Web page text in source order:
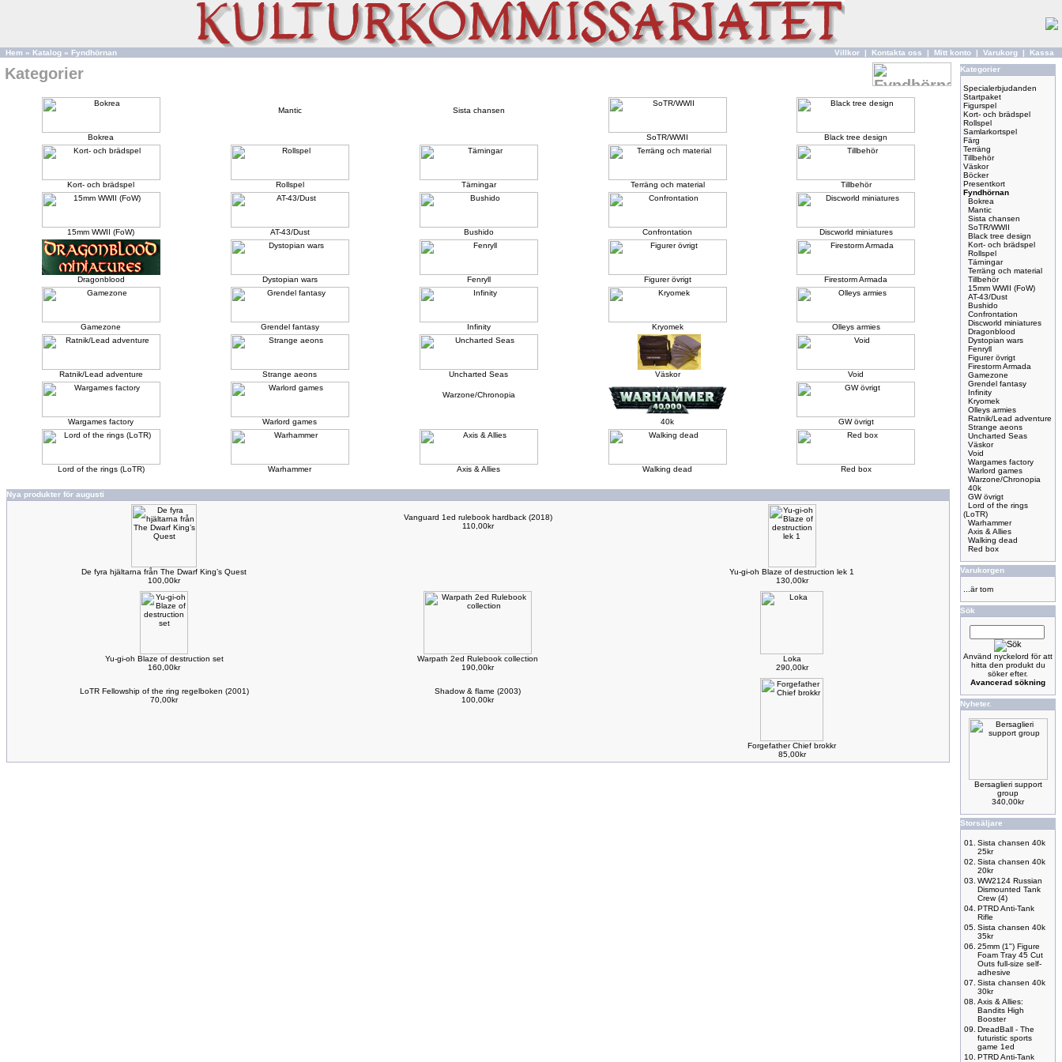
Hem » Katalog » Fyndhörnan Villkor | Kontakta oss | Mitt konto | Varukorg | Kassa
Kategorier
Bokrea
Mantic Sista chansen
SoTR/WWII Black tree design
Kort- och brädspel Rollspel Tärningar Terräng och material Tillbehör
15mm WWII (FoW) AT-43/Dust Bushido Confrontation Discworld miniatures
Dragonblood Dystopian wars Fenryll Figurer övrigt Firestorm Armada
Gamezone Grendel fantasy Infinity Kryomek Olleys armies
Ratnik/Lead adventure Strange aeons Uncharted Seas Väskor Void
Wargames factory Warlord games
Warzone/Chronopia
40k GW övrigt
Lord of the rings (LoTR) Warhammer Axis & Allies Walking dead Red box
Nya produkter för augusti
De fyra hjältarna från The Dwarf King’s Quest
100,00kr
Vanguard 1ed rulebook hardback (2018)
110,00kr
Yu-gi-oh Blaze of destruction lek 1
130,00kr
Yu-gi-oh Blaze of destruction set
160,00kr
Warpath 2ed Rulebook collection
190,00kr
Loka
290,00kr
LoTR Fellowship of the ring regelboken (2001)
70,00kr
Shadow & flame (2003)
100,00kr
Forgefather Chief brokkr
85,00kr
Kategorier
Specialerbjudanden
Startpaket
Figurspel
Kort- och brädspel
Rollspel
Samlarkortspel
Färg
Terräng
Tillbehör
Väskor
Böcker
Presentkort
Fyndhörnan
Bokrea
Mantic
Sista chansen
SoTR/WWII
Black tree design
Kort- och brädspel
Rollspel
Tärningar
Terräng och material
Tillbehör
15mm WWII (FoW)
AT-43/Dust
Bushido
Confrontation
Discworld miniatures
Dragonblood
Dystopian wars
Fenryll
Figurer övrigt
Firestorm Armada
Gamezone
Grendel fantasy
Infinity
Kryomek
Olleys armies
Ratnik/Lead adventure
Strange aeons
Uncharted Seas
Väskor
Void
Wargames factory
Warlord games
Warzone/Chronopia
40k
GW övrigt
Lord of the rings
(LoTR)
Warhammer
Axis & Allies
Walking dead
Red box
Varukorgen
...är tom
Sök
Använd nyckelord för att
hitta den produkt du
söker efter.
Avancerad sökning
Nyheter.
Bersaglieri support
group
340,00kr
Storsäljare
01.
Sista chansen 40k
25kr
02. Sista chansen 40k
20kr
03. WW2124 Russian
Dismounted Tank
Crew (4)
04. PTRD Anti-Tank
Rifle
05. Sista chansen 40k
35kr
06. 25mm (1") Figure
Foam Tray 45 Cut
Outs full-size self-
adhesive
07. Sista chansen 40k
30kr
08. Axis & Allies:
Bandits High
Booster
09. DreadBall - The
futuristic sports
game 1ed
10. PTRD Anti-Tank